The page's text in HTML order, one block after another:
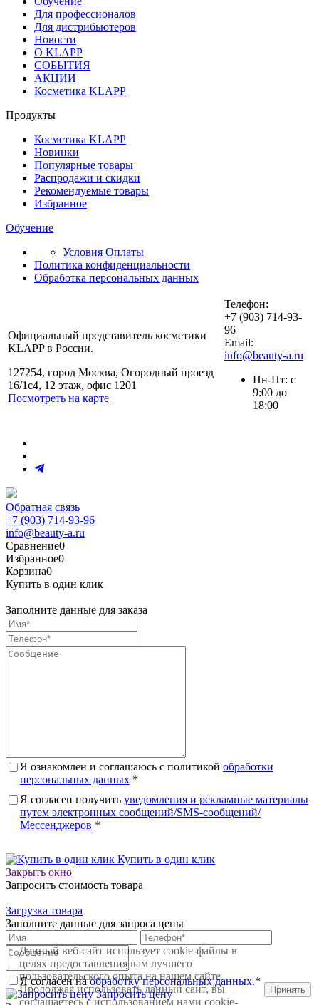
Для профессионалов
Для дистрибьютеров
Новости
О KLAPP
СОБЫТИЯ
АКЦИИ
Косметика KLAPP
Продукты
Косметика KLAPP
Новинки
Популярные товары
Распродажи и скидки
Рекомендуемые товары
Избранное
Обучение
Условия Оплаты
Политика конфиденциальности
Обработка персональных данных
Официальный представитель косметики
KLAPP в России.
127254, город Москва, Огородный проезд
16/1с4, 12 этаж, офис 1201
Посмотреть на карте
Телефон:
+7 (903) 714-93-
96
Email:
info@beauty-a.ru
Пн-Пт: с
9:00 до
18:00
Обратная связь
+7 (903) 714-93-96
info@beauty-a.ru
Сравнение0
Избранное0
Корзина0
Купить в один клик
Заполните данные для заказа
Я ознакомлен и соглашаюсь с политикой обработки
персональных данных *
Я согласен получить уведомления и рекламные материалы
путем электронных сообщений/SMS-сообщений/
Мессенджеров *
Купить в один клик
Закрыть окно
Запросить стоимость товара
Загрузка товара
Заполните данные для запроса цены
Я согласен наобработку персональных данных.*
Запросить цену
Данный веб-сайт использует cookie-файлы в
целях предоставления вам лучшего
пользовательского опыта на нашем сайте.
Продолжая использовать данный сайт, вы
соглашаетесь с использованием нами cookie-
Принять